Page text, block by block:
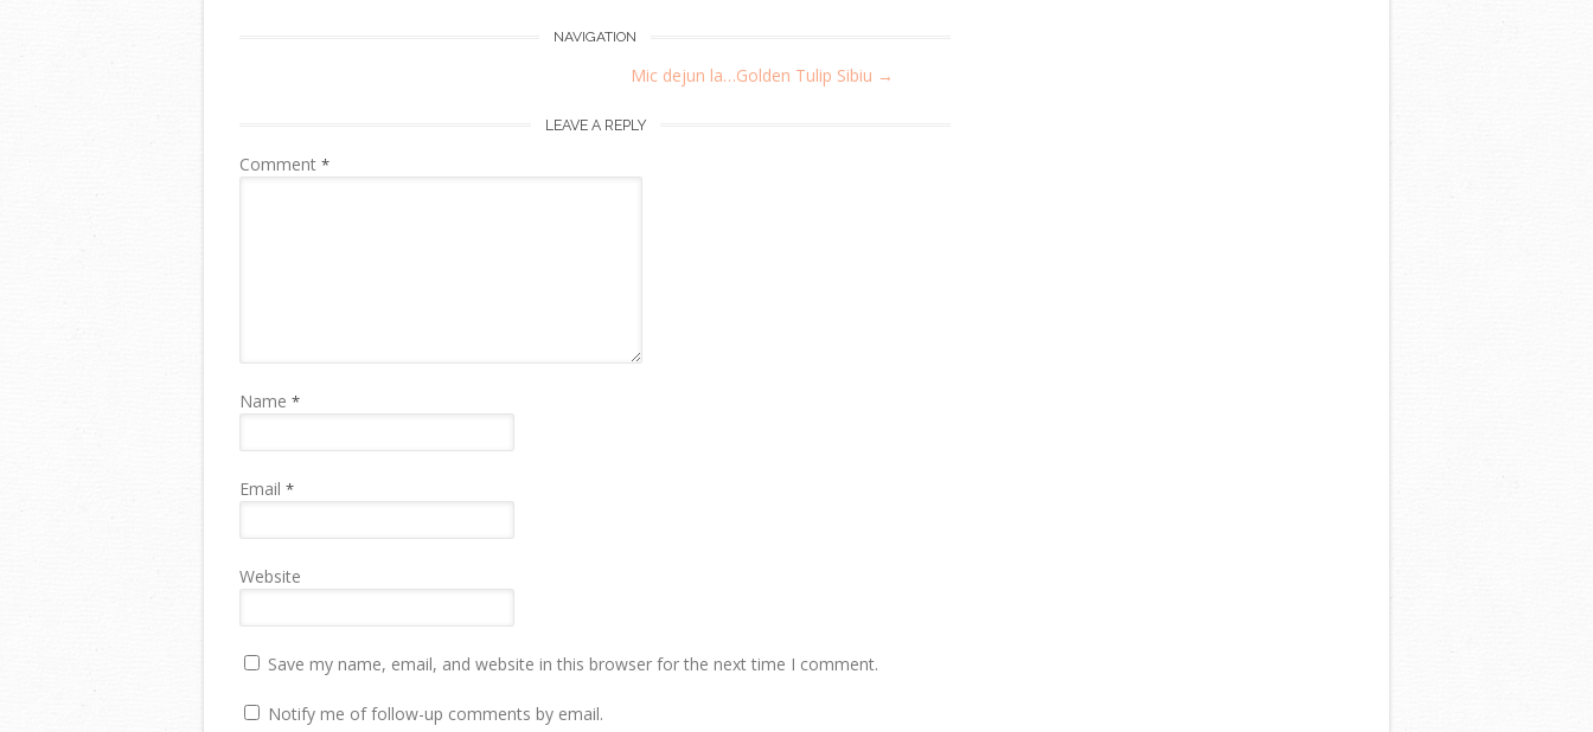
NAVIGATION
Mic dejun la…Golden Tulip Sibiu →
LEAVE A REPLY
Comment *
Name *
Email *
Website
Save my name, email, and website in this browser for the next time I comment.
Notify me of follow-up comments by email.